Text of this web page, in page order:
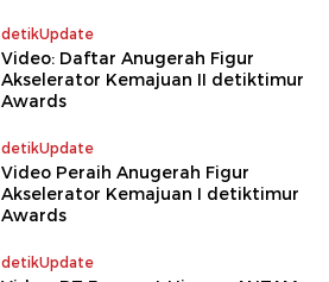
detikUpdate
Video: Daftar Anugerah Figur
Akselerator Kemajuan II detiktimur
Awards
detikUpdate
Video Peraih Anugerah Figur
Akselerator Kemajuan I detiktimur
Awards
detikUpdate